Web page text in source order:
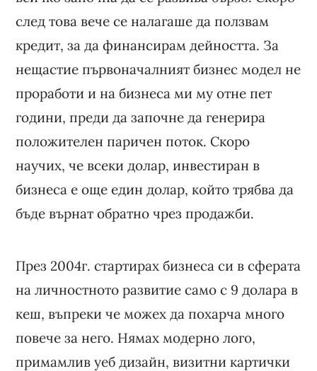
след това вече се налагаше да ползвам
кредит, за да финансирам дейността. За
нещастие първоначалният бизнес модел не
проработи и на бизнеса ми му отне пет
години, преди да започне да генерира
положителен паричен поток. Скоро
научих, че всеки долар, инвестиран в
бизнеса е още един долар, който трябва да
бъде върнат обратно чрез продажби.
През 2004г. стартирах бизнеса си в сферата
на личностното развитие само с 9 долара в
кеш, въпреки че можех да похарча много
повече за него. Нямах модерно лого,
примамлив уеб дизайн, визитни картички